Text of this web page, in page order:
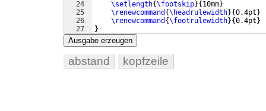
24
25
26
27
\setlength{\footskip}{ 10mm}
\renewcommand {\headrulewidth}{0.4pt }
\renewcommand {\footrulewidth}{0.4pt }
}
Ausgabe erzeugen
abstand kopfzeile